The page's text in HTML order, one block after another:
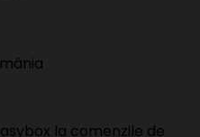
la comenzile de